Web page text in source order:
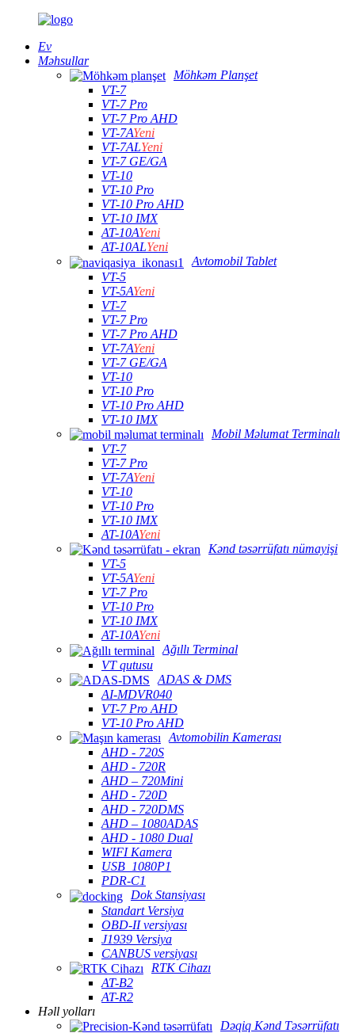
Ev
Məhsullar
Möhkəm Planşet
VT-7
VT-7 Pro
VT-7 Pro AHD
VT-7AYeni
VT-7ALYeni
VT-7 GE/GA
VT-10
VT-10 Pro
VT-10 Pro AHD
VT-10 IMX
AT-10AYeni
AT-10ALYeni
Avtomobil Tablet
VT-5
VT-5AYeni
VT-7
VT-7 Pro
VT-7 Pro AHD
VT-7AYeni
VT-7 GE/GA
VT-10
VT-10 Pro
VT-10 Pro AHD
VT-10 IMX
Mobil Məlumat Terminalı
VT-7
VT-7 Pro
VT-7AYeni
VT-10
VT-10 Pro
VT-10 IMX
AT-10AYeni
Kənd təsərrüfatı nümayişi
VT-5
VT-5AYeni
VT-7 Pro
VT-10 Pro
VT-10 IMX
AT-10AYeni
Ağıllı Terminal
VT qutusu
ADAS & DMS
AI-MDVR040
VT-7 Pro AHD
VT-10 Pro AHD
Avtomobilin Kamerası
AHD - 720S
AHD - 720R
AHD – 720Mini
AHD - 720D
AHD - 720DMS
AHD – 1080ADAS
AHD - 1080 Dual
WIFI Kamera
USB_1080P1
PDR-C1
Dok Stansiyası
Standart Versiya
OBD-II versiyası
J1939 Versiya
CANBUS versiyası
RTK Cihazı
AT-B2
AT-R2
Həll yolları
Dəqiq Kənd Təsərrüfatı